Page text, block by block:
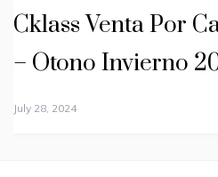
Cklass Venta Por
– Otono Invierno
July 28, 2024